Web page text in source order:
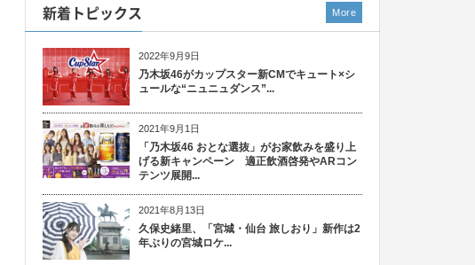
新着トピックス
2022年9月9日
乃木坂46がカップスター新CMでキュート×シ
ュールな“ニュニュダンス”...
2021年9月1日
「乃木坂46 おとな選抜」がお家飲みを盛り上
げる新キャンペーン 適正飲酒啓発やARコン
テンツ展開...
2021年8月13日
久保史緒里、「宮城・仙台 旅しおり」新作は2
年ぶりの宮城ロケ...
More